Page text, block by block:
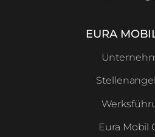
EURA
Eura Mobil